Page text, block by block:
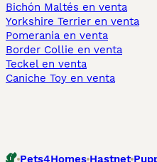
Bichón Maltés en venta
Yorkshire Terrier en venta
Pomerania en venta
Border Collie en venta
Teckel en venta
Caniche Toy en venta
Pets4Homes Hastnet